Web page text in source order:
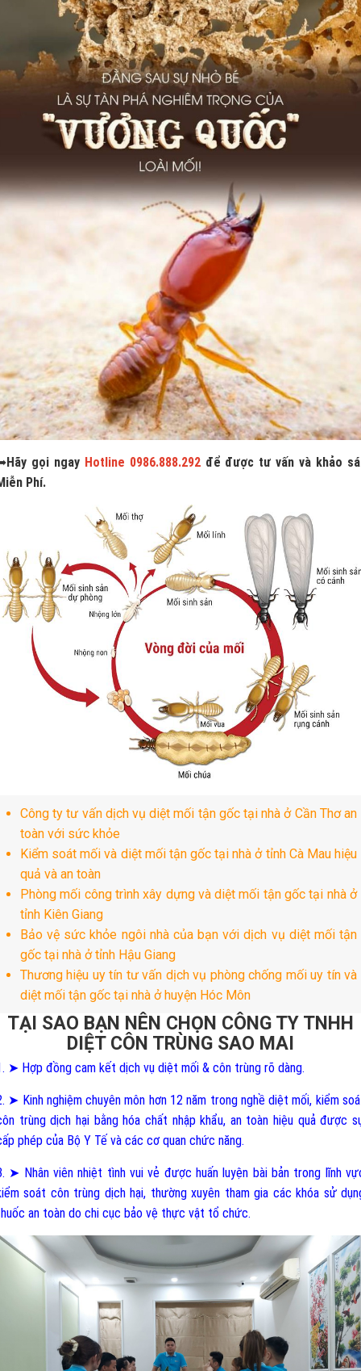
Hãy gọi ngay Hotline 0986.888.292để được tư vấn và khảo
Phí.
Công ty tư vấn dịch vụ diệt mối tận gốc tại nhà ở Cần Thơ an
toàn với sức khỏe
Kiểm soát mối và diệt mối tận gốc tại nhà ở tỉnh Cà Mau hiệu
quả và an toàn
Phòng mối công trình xây dựng và diệt mối tận gốc tại nhà ở
tỉnh Kiên Giang
Bảo vệ sức khỏe ngôi nhà của bạn với dịch vụ diệt mối tận
gốc tại nhà ở tỉnh Hậu Giang
Thương hiệu uy tín tư vấn dịch vụ phòng chống mối uy tín và
diệt mối tận gốc tại nhà ở huyện Hóc Môn
TẠI SAO BẠN NÊN CHỌN CÔNG TY TNHH
DIỆT CÔN TRÙNG SAO MAI
➤ Hợp đồng cam kết dịch vụ diệt mối & côn trùng rõ dàng.
➤ Kinh nghiệm chuyên môn hơn 12 năm trong nghề diệt mối, kiểm
trùng dịch hại bằng hóa chất nhập khẩu, an toàn hiệu quả được
phép của Bộ Y Tế và các cơ quan chức năng.
➤ Nhân viên nhiệt tình vui vẻ được huấn luyện bài bản trong lĩnh
soát côn trùng dịch hại, thường xuyên tham gia các khóa sử
an toàn do chi cục bảo vệ thực vật tổ chức.